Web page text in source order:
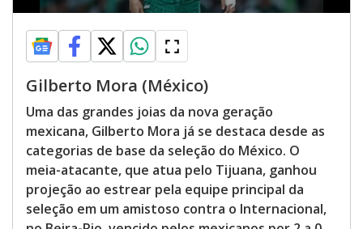
Gilberto Mora (México)
Uma das grandes joias da nova geração
mexicana, Gilberto Mora já se destaca desde as
categorias de base da seleção do México. O
meia-atacante, que atua pelo Tijuana, ganhou
projeção ao estrear pela equipe principal da
seleção em um amistoso contra o Internacional,